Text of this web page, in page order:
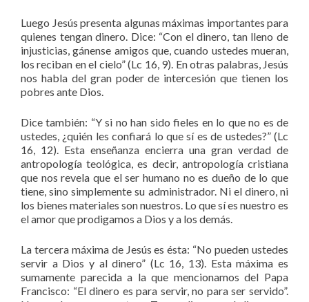
Luego Jesús presenta algunas máximas importantes para
quienes tengan dinero. Dice: “Con el dinero, tan lleno de
injusticias, gánense amigos que, cuando ustedes mueran,
los reciban en el cielo” (Lc 16, 9). En otras palabras, Jesús
nos habla del gran poder de intercesión que tienen los
pobres ante Dios.
Dice también: “Y si no han sido fieles en lo que no es de
ustedes, ¿quién les confiará lo que sí es de ustedes?” (Lc
16, 12). Esta enseñanza encierra una gran verdad de
antropología teológica, es decir, antropología cristiana
que nos revela que el ser humano no es dueño de lo que
tiene, sino simplemente su administrador. Ni el dinero, ni
los bienes materiales son nuestros. Lo que sí es nuestro es
el amor que prodigamos a Dios y a los demás.
La tercera máxima de Jesús es ésta: “No pueden ustedes
servir a Dios y al dinero” (Lc 16, 13). Esta máxima es
sumamente parecida a la que mencionamos del Papa
Francisco: “El dinero es para servir, no para ser servido”.